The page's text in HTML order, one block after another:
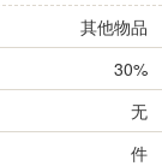
其他物品
30%
无
件